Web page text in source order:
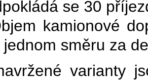
se 30
kamionové
směru za
varianty